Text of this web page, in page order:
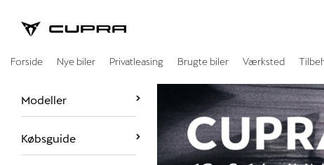
Forside Nye biler Privatleasing Brugte biler Værksted
Modeller
Købsguide